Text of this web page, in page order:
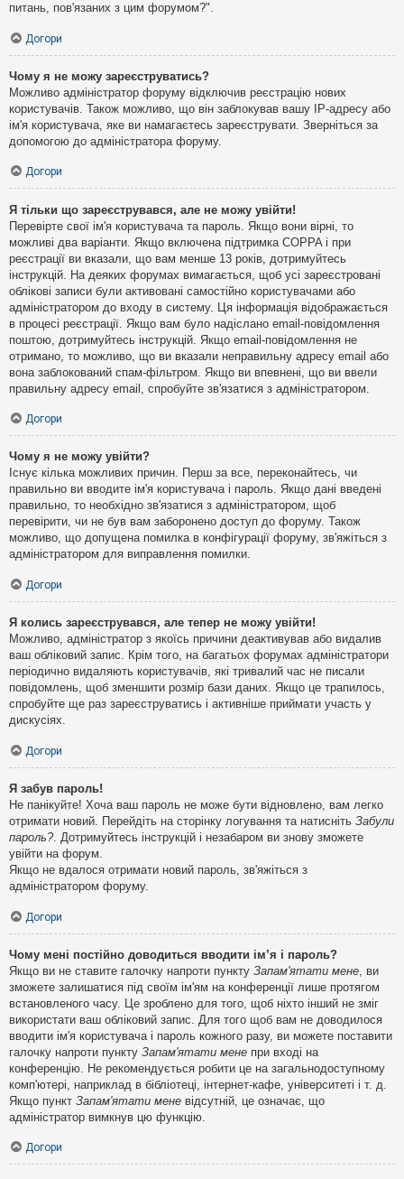
питань, пов'язаних з цим форумом?".
Догори
Чому я не можу зареєструватись?
Можливо адміністратор форуму відключив реєстрацію нових
користувачів. Також можливо, що він заблокував вашу IP-адресу або
ім'я користувача, яке ви намагаєтесь зареєструвати. Зверніться за
допомогою до адміністратора форуму.
Догори
Я тільки що зареєструвався, але не можу увійти!
Перевірте свої ім'я користувача та пароль. Якщо вони вірні, то
можливі два варіанти. Якщо включена підтримка COPPA і при
реєстрації ви вказали, що вам менше 13 років, дотримуйтесь
інструкцій. На деяких форумах вимагається, щоб усі зареєстровані
облікові записи були активовані самостійно користувачами або
адміністратором до входу в систему. Ця інформація відображається
в процесі реєстрації. Якщо вам було надіслано email-повідомлення
поштою, дотримуйтесь інструкцій. Якщо email-повідомлення не
отримано, то можливо, що ви вказали неправильну адресу email або
вона заблокований спам-фільтром. Якщо ви впевнені, що ви ввели
правильну адресу email, спробуйте зв'язатися з адміністратором.
Догори
Чому я не можу увійти?
Існує кілька можливих причин. Перш за все, переконайтесь, чи
правильно ви вводите ім'я користувача і пароль. Якщо дані введені
правильно, то необхідно зв'язатися з адміністратором, щоб
перевірити, чи не був вам заборонено доступ до форуму. Також
можливо, що допущена помилка в конфігурації форуму, зв'яжіться з
адміністратором для виправлення помилки.
Догори
Я колись зареєструвався, але тепер не можу увійти!
Можливо, адміністратор з якоїсь причини деактивував або видалив
ваш обліковий запис. Крім того, на багатьох форумах адміністратори
періодично видаляють користувачів, які тривалий час не писали
повідомлень, щоб зменшити розмір бази даних. Якщо це трапилось,
спробуйте ще раз зареєструватись і активніше приймати участь у
дискусіях.
Догори
Я забув пароль!
Не панікуйте! Хоча ваш пароль не може бути відновлено, вам легко
отримати новий. Перейдіть на сторінку логування та натисніть Забули
пароль?. Дотримуйтесь інструкцій і незабаром ви знову зможете
увійти на форум.
Якщо не вдалося отримати новий пароль, зв'яжіться з
адміністратором форуму.
Догори
Чому мені постійно доводиться вводити ім’я і пароль?
Якщо ви не ставите галочку напроти пункту Запам'ятати мене , ви
зможете залишатися під своїм ім'ям на конференції лише протягом
встановленого часу. Це зроблено для того, щоб ніхто інший не зміг
використати ваш обліковий запис. Для того щоб вам не доводилося
вводити ім'я користувача і пароль кожного разу, ви можете поставити
галочку напроти пункту Запам'ятати мене при вході на
конференцію. Не рекомендується робити це на загальнодоступному
комп'ютері, наприклад в бібліотеці, інтернет-кафе, університеті і т. д.
Якщо пункт Запам'ятати мене відсутній, це означає, що
адміністратор вимкнув цю функцію.
Догори